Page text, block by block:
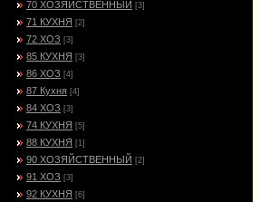
70 ХОЗЯЙСТВЕННЫЙ [3]
71 КУХНЯ [2]
72 ХОЗ [3]
85 КУХНЯ [3]
86 ХОЗ [4]
87 Кухня [4]
84 ХОЗ [3]
74 КУХНЯ [5]
88 КУХНЯ [1]
90 ХОЗЯЙСТВЕННЫЙ [2]
91 ХОЗ [3]
92 КУХНЯ [6]